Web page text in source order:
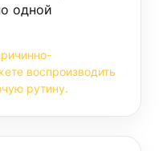
одной
воспроизводить
рутину.